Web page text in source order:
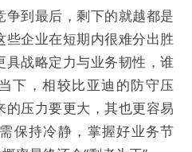
到最后，剩下的就越都是
企业在短期内很难分出胜
战略定力与业务韧性，谁
下，相较比亚迪的防守压
的压力要更大，其也更容易
保持冷静，掌握好业务节